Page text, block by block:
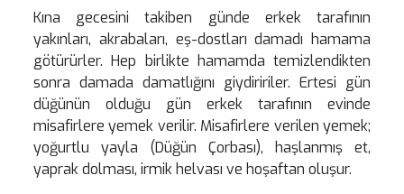
Kına gecesini takiben günde erkek tarafının
yakınları, akrabaları, eş-dostları damadı hamama
götürürler. Hep birlikte hamamda temizlendikten
sonra damada damatlığını giydiririler. Ertesi gün
düğünün olduğu gün erkek tarafının evinde
misafirlere yemek verilir. Misafirlere verilen yemek;
yoğurtlu yayla (Düğün Çorbası), haşlanmış et,
yaprak dolması, irmik helvası ve hoşaftan oluşur.